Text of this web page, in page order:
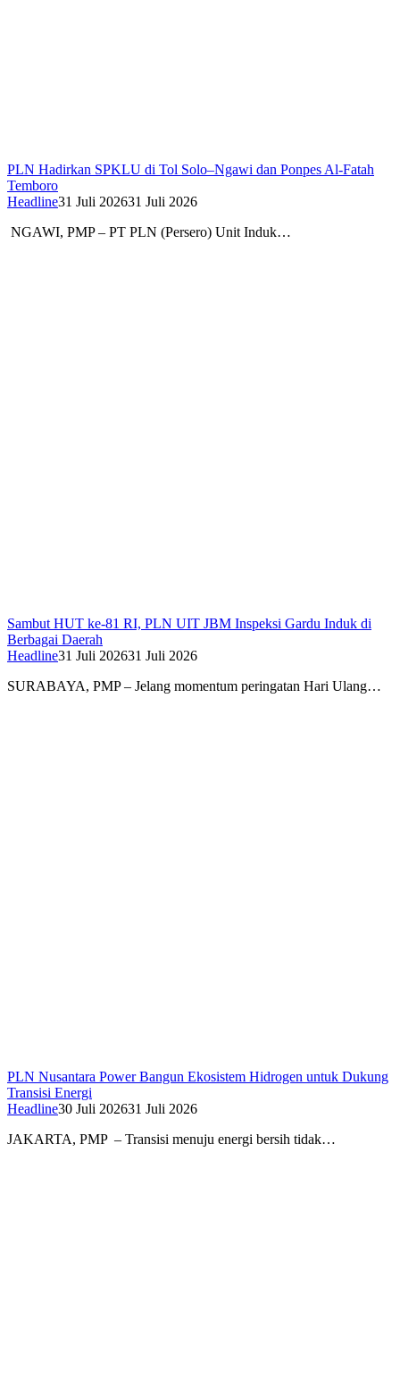
PLN Hadirkan SPKLU di Tol Solo–Ngawi dan Ponpes Al-Fatah
Temboro
Headline31 Juli 202631 Juli 2026
NGAWI, PMP – PT PLN (Persero) Unit Induk…
Sambut HUT ke-81 RI, PLN UIT JBM Inspeksi Gardu Induk di
Berbagai Daerah
Headline31 Juli 202631 Juli 2026
SURABAYA, PMP – Jelang momentum peringatan Hari Ulang…
PLN Nusantara Power Bangun Ekosistem Hidrogen untuk Dukung
Transisi Energi
Headline30 Juli 202631 Juli 2026
JAKARTA, PMP – Transisi menuju energi bersih tidak…